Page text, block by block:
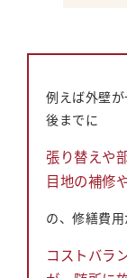
例えば外壁
後までに
張り替えや
目地の補修
の、修繕費
コストバラ